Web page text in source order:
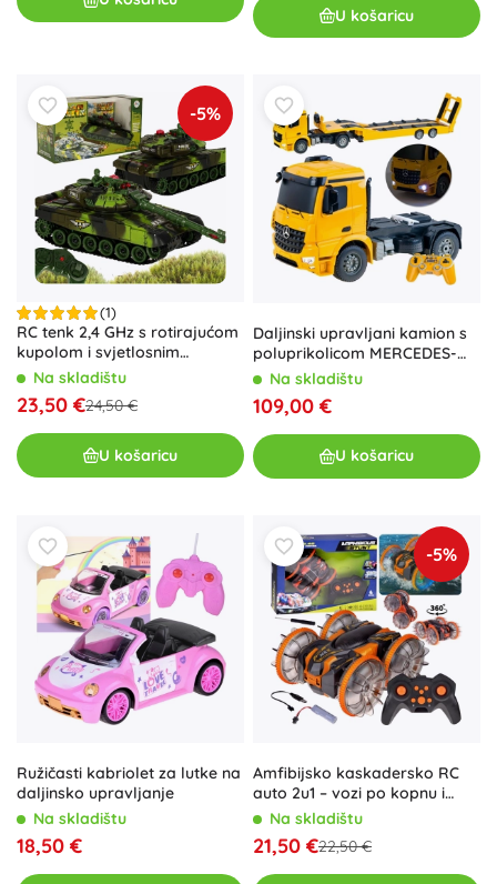
U košaricu
-5%
(1)
RC tenk 2,4 GHz s rotirajućom
kupolom i svjetlosnim
efektima – šumska kamuflaža
Na skladištu
23,50 €24,50 €
U košaricu
Daljinski upravljani kamion s
poluprikolicom MERCEDES-
BENZNa skladištu
109,00 €
U košaricu
Ružičasti kabriolet za lutke na
daljinsko upravljanje
Na skladištu
18,50 €
-5%
Amfibijsko kaskadersko RC
auto 2u1 – vozi po kopnu i
vodi, LED kotači
Na skladištu
21,50 €22,50 €